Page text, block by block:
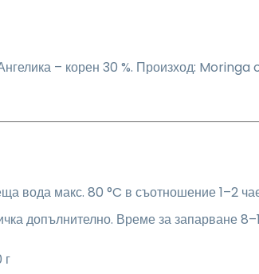
– корен 30 %. Произход:
вода макс. 80 °C в съотношение 1–2
допълнително. Време за запарване
г